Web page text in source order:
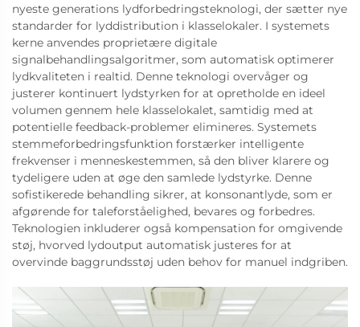
nyeste generations lydforbedringsteknologi, der sætter nye
standarder for lyddistribution i klasselokaler. I systemets
kerne anvendes proprietære digitale
signalbehandlingsalgoritmer, som automatisk optimerer
lydkvaliteten i realtid. Denne teknologi overvåger og
justerer kontinuert lydstyrken for at opretholde en ideel
volumen gennem hele klasselokalet, samtidig med at
potentielle feedback-problemer elimineres. Systemets
stemmeforbedringsfunktion forstærker intelligente
frekvenser i menneskestemmen, så den bliver klarere og
tydeligere uden at øge den samlede lydstyrke. Denne
sofistikerede behandling sikrer, at konsonantlyde, som er
afgørende for taleforståelighed, bevares og forbedres.
Teknologien inkluderer også kompensation for omgivende
støj, hvorved lydoutput automatisk justeres for at
overvinde baggrundsstøj uden behov for manuel indgriben.